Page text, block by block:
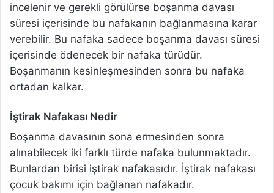
incelenir ve gerekli görülürse boşanma davası
süresi içerisinde bu nafakanın bağlanmasına karar
verebilir. Bu nafaka sadece boşanma davası süresi
içerisinde ödenecek bir nafaka türüdür.
Boşanmanın kesinleşmesinden sonra bu nafaka
ortadan kalkar.
İştirak Nafakası Nedir
Boşanma davasının sona ermesinden sonra
alınabilecek iki farklı türde nafaka bulunmaktadır.
Bunlardan birisi iştirak nafakasıdır. İştirak nafakası
çocuk bakımı için bağlanan nafakadır.